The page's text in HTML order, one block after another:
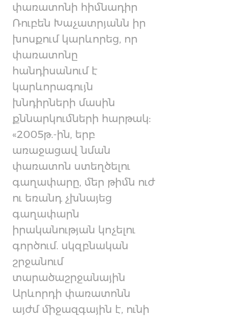
փառատոնի հիմնադիր
Ռուբեն Խաչատրյանն իր
խոսքում կարևորեց, որ
փառատոնը
հանդիսանում է
կարևորագույն
խնդիրների մասին
քննարկումների հարթակ:
«2005թ.-ին, երբ
առաջացավ նման
փառատոն ստեղծելու
գաղափարը, մեր թիմն ուժ
ու եռանդ չխնայեց
գաղափարն
իրականության կոչելու
գործում. սկզբնական
շրջանում
տարածաշրջանային
Արևորդի փառատոնն
այժմ միջազգային է, ունի